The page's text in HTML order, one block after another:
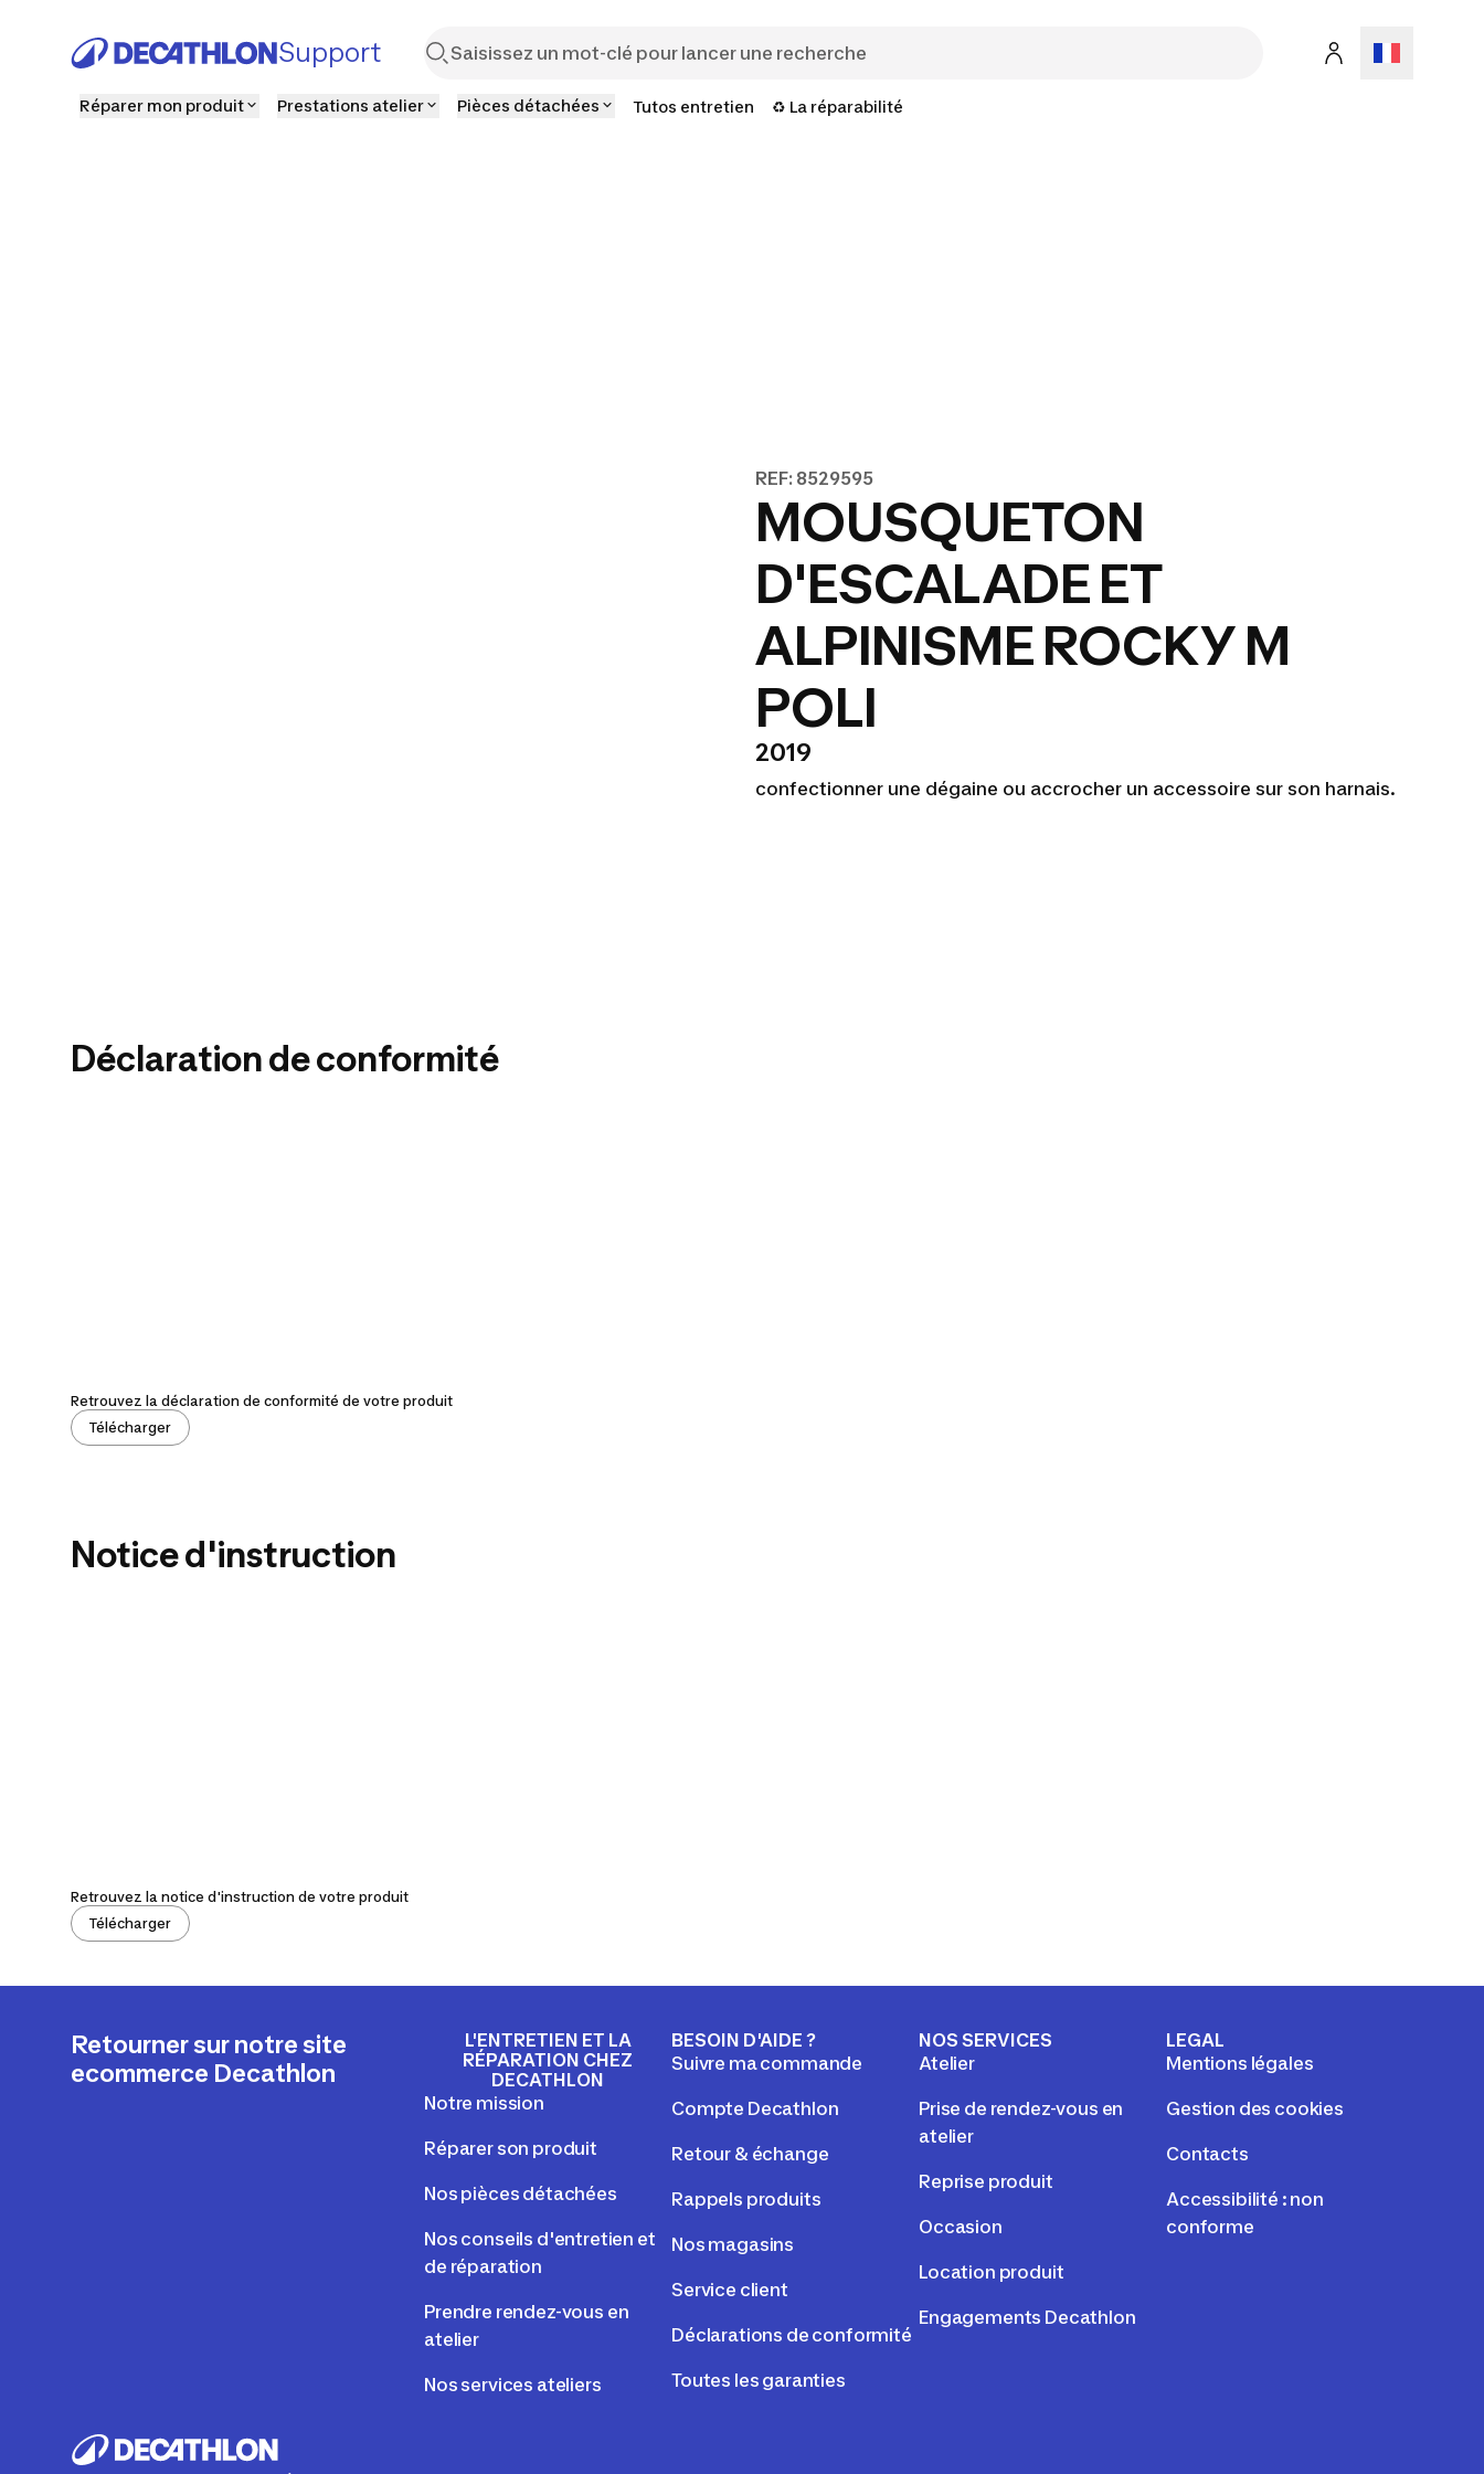
Support
Réparer mon produit Prestations atelier Pièces détachées Tutos entretien ♻️ La réparabilité
REF: 8529595
MOUSQUETON
D'ESCALADE ET
ALPINISME ROCKY M
POLI
2019
confectionner une dégaine ou accrocher un accessoire sur son harnais.
Déclaration de conformité
Retrouvez la déclaration de conformité de votre produit
Télécharger
Notice d'instruction
Retrouvez la notice d'instruction de votre produit
Télécharger
Retourner sur notre site
ecommerce Decathlon
L'ENTRETIEN ET LA
RÉPARATION CHEZ
DECATHLON
Notre mission
Réparer son produit
Nos pièces détachées
Nos conseils d'entretien et
de réparation
Prendre rendez-vous en
atelier
Nos services ateliers
BESOIN D'AIDE ?
Suivre ma commande
Compte Decathlon
Retour & échange
Rappels produits
Nos magasins
Service client
Déclarations de conformité
Toutes les garanties
NOS SERVICES
Atelier
Prise de rendez-vous en
atelier
Reprise produit
Occasion
Location produit
Engagements Decathlon
LEGAL
Mentions légales
Gestion des cookies
Contacts
Accessibilité : non
conforme